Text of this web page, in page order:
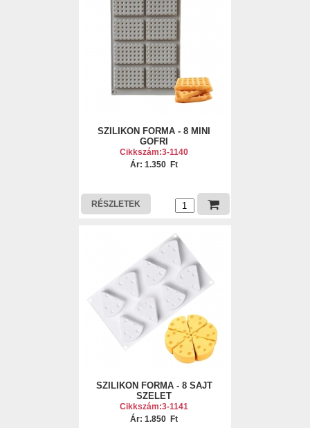
SZILIKON FORMA - 8 MINI
GOFRI
Cikkszám:3-1140
Ár: 1.350 Ft
RÉSZLETEK
SZILIKON FORMA - 8 SAJT
SZELET
Cikkszám:3-1141
Ár: 1.850 Ft